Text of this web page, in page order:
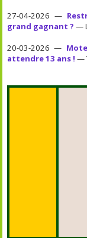
27-04-2026 —
grand gagnant ? —
20-03-2026 —
attendre 13 ans ! —